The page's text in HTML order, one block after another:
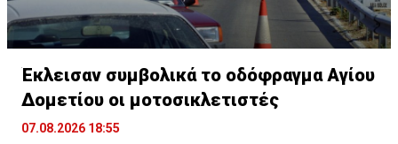
Έκλεισαν συμβολικά το οδόφραγμα Αγίου
Δομετίου οι μοτοσικλετιστές
07.08.2026 18:55